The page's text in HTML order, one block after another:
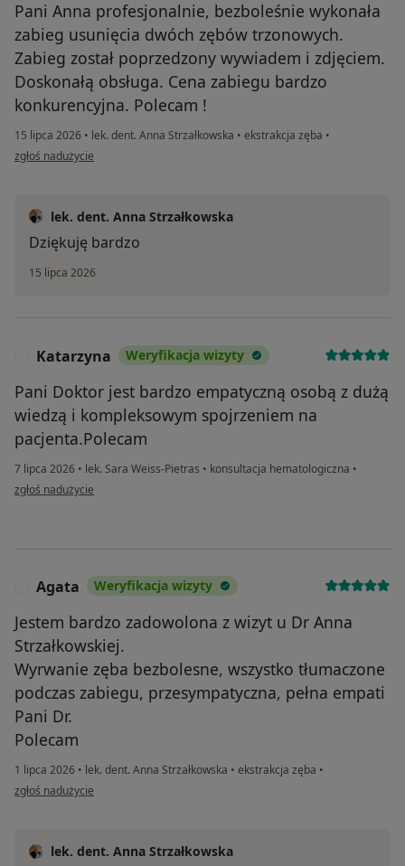
Pani Anna profesjonalnie, bezboleśnie wykonała
zabieg usunięcia dwóch zębów trzonowych.
Zabieg został poprzedzony wywiadem i zdjęciem.
Doskonałą obsługa. Cena zabiegu bardzo
konkurencyjna. Polecam !
15 lipca 2026 • lek. dent. Anna Strzałkowska • ekstrakcja zęba •
w opinii użytkownika Sebastian
zgłoś nadużycie
lek. dent. Anna Strzałkowska
Dziękuję bardzo
15 lipca 2026
Katarzyna Weryfikacja wizyty
Pani Doktor jest bardzo empatyczną osobą z dużą
wiedzą i kompleksowym spojrzeniem na
pacjenta.Polecam
7 lipca 2026 • lek. Sara Weiss-Pietras • konsultacja hematologiczna •
w opinii użytkownika Katarzyna
zgłoś nadużycie
Agata Weryfikacja wizyty
Jestem bardzo zadowolona z wizyt u Dr Anna
Strzałkowskiej.
Wyrwanie zęba bezbolesne, wszystko tłumaczone
podczas zabiegu, przesympatyczna, pełna empati
Pani Dr.
Polecam
1 lipca 2026 • lek. dent. Anna Strzałkowska • ekstrakcja zęba •
w opinii użytkownika Agata
zgłoś nadużycie
lek. dent. Anna Strzałkowska